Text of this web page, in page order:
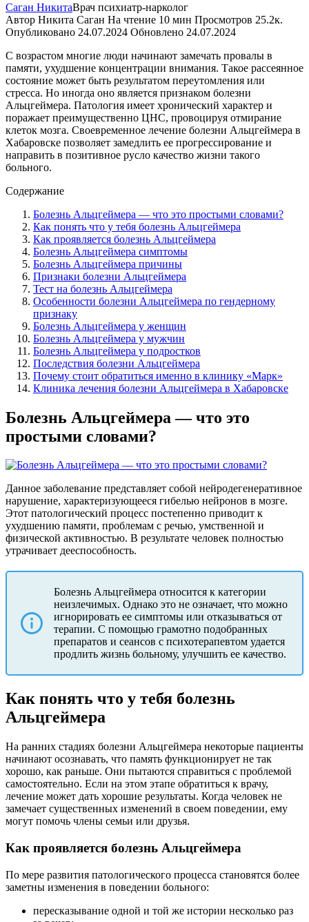
Саган НикитаВрач психиатр-нарколог
Автор Никита Саган На чтение 10 мин Просмотров 25.2к.
Опубликовано 24.07.2024 Обновлено 24.07.2024
С возрастом многие люди начинают замечать провалы в
памяти, ухудшение концентрации внимания. Такое рассеянное
состояние может быть результатом переутомления или
стресса. Но иногда оно является признаком болезни
Альцгеймера. Патология имеет хронический характер и
поражает преимущественно ЦНС, провоцируя отмирание
клеток мозга. Своевременное лечение болезни Альцгеймера в
Хабаровске позволяет замедлить ее прогрессирование и
направить в позитивное русло качество жизни такого
больного.
Содержание
Болезнь Альцгеймера — что это простыми словами?
Как понять что у тебя болезнь Альцгеймера
Как проявляется болезнь Альцгеймера
Болезнь Альцгеймера симптомы
Болезнь Альцгеймера причины
Признаки болезни Альцгеймера
Тест на болезнь Альцгеймера
Особенности болезни Альцгеймера по гендерному
признаку
Болезнь Альцгеймера у женщин
Болезнь Альцгеймера у мужчин
Болезнь Альцгеймера у подростков
Последствия болезни Альцгеймера
Почему стоит обратиться именно в клинику «Марк»
Клиника лечения болезни Альцгеймера в Хабаровске
Болезнь Альцгеймера — что это
простыми словами?
Данное заболевание представляет собой нейродегенеративное
нарушение, характеризующееся гибелью нейронов в мозге.
Этот патологический процесс постепенно приводит к
ухудшению памяти, проблемам с речью, умственной и
физической активностью. В результате человек полностью
утрачивает дееспособность.
Болезнь Альцгеймера относится к категории
неизлечимых. Однако это не означает, что можно
игнорировать ее симптомы или отказываться от
терапии. С помощью грамотно подобранных
препаратов и сеансов с психотерапевтом удается
продлить жизнь больному, улучшить ее качество.
Как понять что у тебя болезнь
Альцгеймера
На ранних стадиях болезни Альцгеймера некоторые пациенты
начинают осознавать, что память функционирует не так
хорошо, как раньше. Они пытаются справиться с проблемой
самостоятельно. Если на этом этапе обратиться к врачу,
лечение может дать хорошие результаты. Когда человек не
замечает существенных изменений в своем поведении, ему
могут помочь члены семьи или друзья.
Как проявляется болезнь Альцгеймера
По мере развития патологического процесса становятся более
заметны изменения в поведении больного:
пересказывание одной и той же истории несколько раз